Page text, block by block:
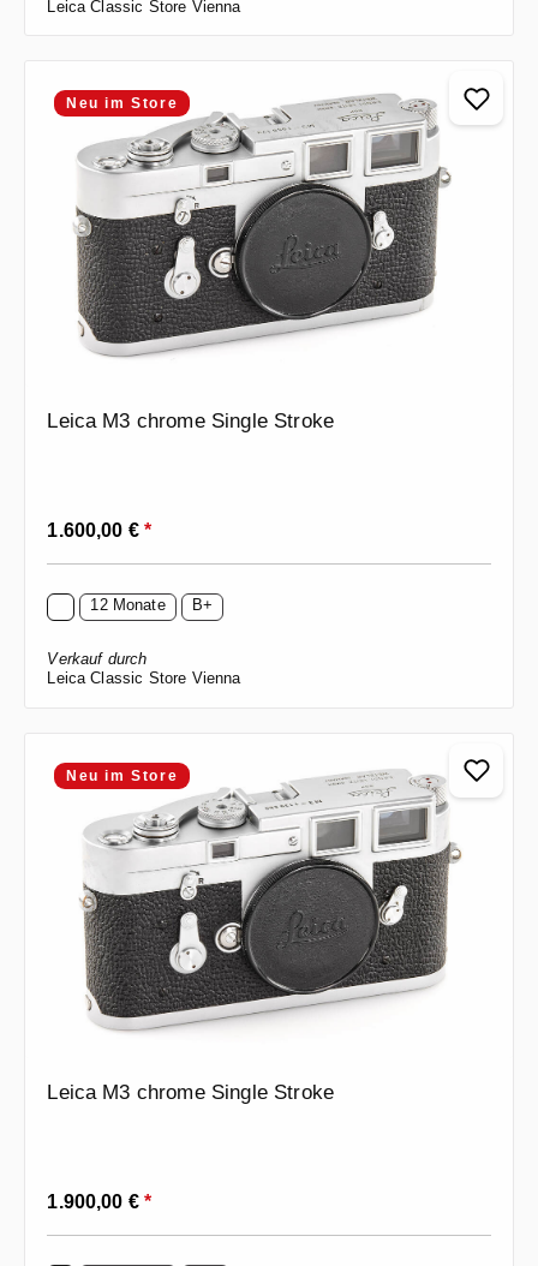
Leica Classic Store Vienna
Neu im Store
Leica M3 chrome Single Stroke
Regulärer Preis:
1.600,00 €*
12 Monate B+
Verkauf durch
Leica Classic Store Vienna
Neu im Store
Leica M3 chrome Single Stroke
Regulärer Preis:
1.900,00 €*